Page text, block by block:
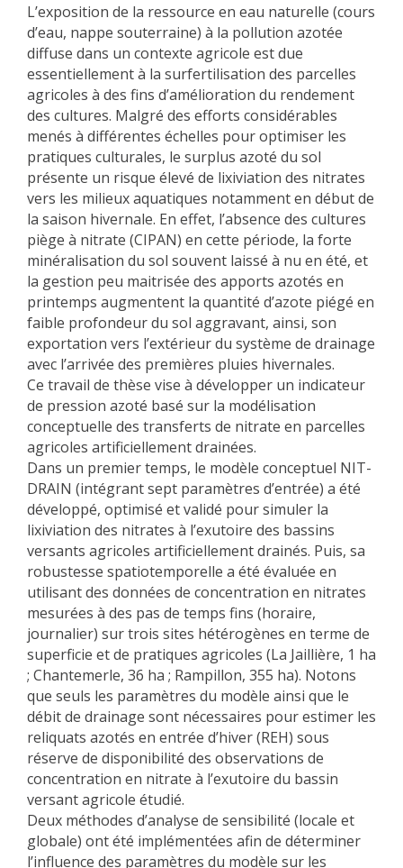
L’exposition de la ressource en eau naturelle (cours
d’eau, nappe souterraine) à la pollution azotée
diffuse dans un contexte agricole est due
essentiellement à la surfertilisation des parcelles
agricoles à des fins d’amélioration du rendement
des cultures. Malgré des efforts considérables
menés à différentes échelles pour optimiser les
pratiques culturales, le surplus azoté du sol
présente un risque élevé de lixiviation des nitrates
vers les milieux aquatiques notamment en début de
la saison hivernale. En effet, l’absence des cultures
piège à nitrate (CIPAN) en cette période, la forte
minéralisation du sol souvent laissé à nu en été, et
la gestion peu maitrisée des apports azotés en
printemps augmentent la quantité d’azote piégé en
faible profondeur du sol aggravant, ainsi, son
exportation vers l’extérieur du système de drainage
avec l’arrivée des premières pluies hivernales.
Ce travail de thèse vise à développer un indicateur
de pression azoté basé sur la modélisation
conceptuelle des transferts de nitrate en parcelles
agricoles artificiellement drainées.
Dans un premier temps, le modèle conceptuel NIT-
DRAIN (intégrant sept paramètres d’entrée) a été
développé, optimisé et validé pour simuler la
lixiviation des nitrates à l’exutoire des bassins
versants agricoles artificiellement drainés. Puis, sa
robustesse spatiotemporelle a été évaluée en
utilisant des données de concentration en nitrates
mesurées à des pas de temps fins (horaire,
journalier) sur trois sites hétérogènes en terme de
superficie et de pratiques agricoles (La Jaillière, 1 ha
; Chantemerle, 36 ha ; Rampillon, 355 ha). Notons
que seuls les paramètres du modèle ainsi que le
débit de drainage sont nécessaires pour estimer les
reliquats azotés en entrée d’hiver (REH) sous
réserve de disponibilité des observations de
concentration en nitrate à l’exutoire du bassin
versant agricole étudié.
Deux méthodes d’analyse de sensibilité (locale et
globale) ont été implémentées afin de déterminer
l’influence des paramètres du modèle sur les